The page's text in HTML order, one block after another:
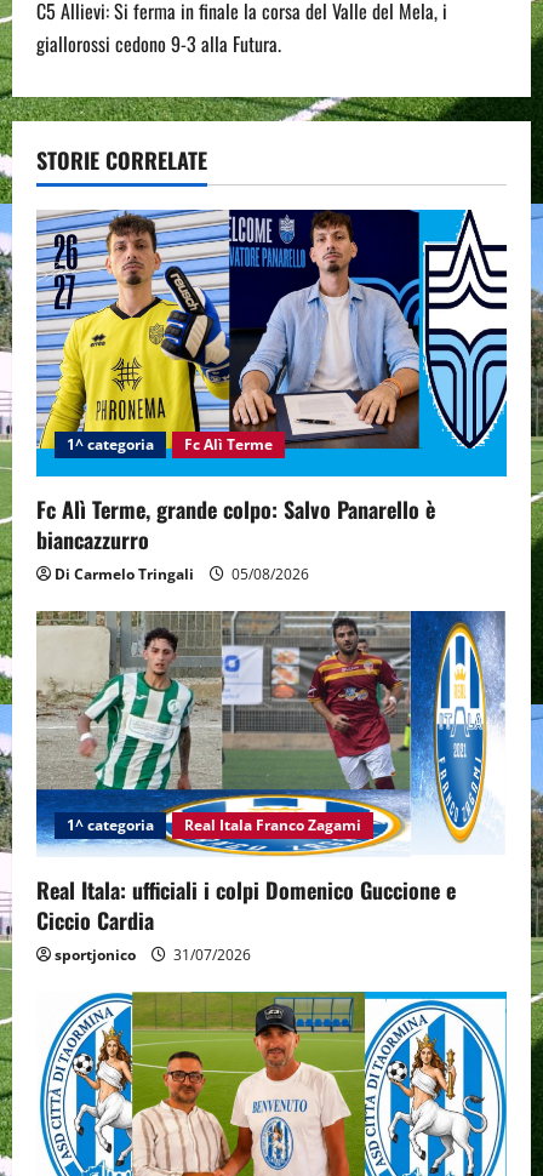
n
a
v
i
g
a
t
i
o
n
C5 Allievi: Si ferma in finale la corsa del Valle del Mela, i
giallorossi cedono 9-3 alla Futura.
STORIE CORRELATE
1^ categoria Fc Alì Terme
Fc Alì Terme, grande colpo: Salvo Panarello è
biancazzurro
Di Carmelo Tringali 05/08/2026
1^ categoria Real Itala Franco Zagami
Real Itala: ufficiali i colpi Domenico Guccione e
Ciccio Cardia
sportjonico 31/07/2026